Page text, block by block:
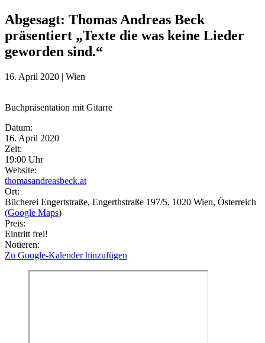
Abgesagt: Thomas Andreas Beck
präsentiert „Texte die was keine Lieder
geworden sind.“
16. April 2020 | Wien
Buchpräsentation mit Gitarre
Eventdetails
Datum:
16. April 2020
Zeit:
19:00 Uhr
Website:
thomasandreasbeck.at
Ort:
Bücherei Engertstraße, Engerthstraße 197/5, 1020 Wien, Österreich
(Google Maps)
Preis:
Eintritt frei!
Notieren:
Zu Google-Kalender hinzufügen